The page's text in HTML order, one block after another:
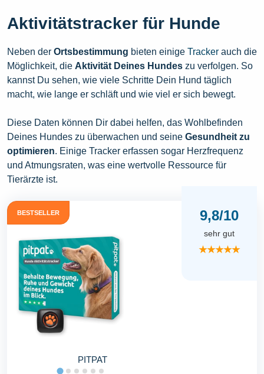
Aktivitätstracker für Hunde
Neben der Ortsbestimmung bieten einige Tracker auch die
Möglichkeit, die Aktivität Deines Hundes zu verfolgen. So
kannst Du sehen, wie viele Schritte Dein Hund täglich
macht, wie lange er schläft und wie viel er sich bewegt.
Diese Daten können Dir dabei helfen, das Wohlbefinden
Deines Hundes zu überwachen und seine Gesundheit zu
optimieren. Einige Tracker erfassen sogar Herzfrequenz
und Atmungsraten, was eine wertvolle Ressource für
Tierärzte ist.
BESTSELLER
PITPAT
9,8/10
sehr gut
★★★★★